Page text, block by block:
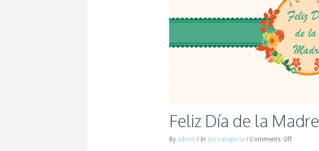
Feliz Día de la Madre
By admin / In Sin categoría / Comments Off